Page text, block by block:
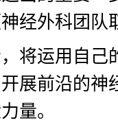
经外科团队
将运用自
展前沿的
量。